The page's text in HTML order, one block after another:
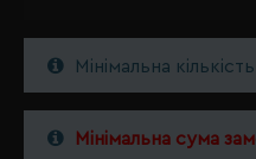
Мінімальна
Мінімальна сума